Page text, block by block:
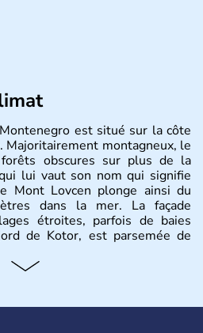
est situé sur la côte
montagneux, le
obscures sur plus de la
lui vaut son nom qui signifie
Mont Lovcen plonge ainsi du
dans la mer. La façade
étroites, parfois de baies
de Kotor, est parsemée de